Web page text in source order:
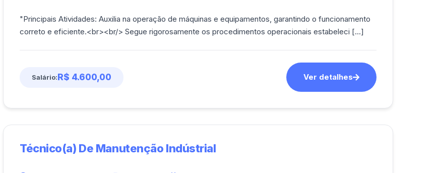
"Principais Atividades: Auxilia na operação de máquinas e equipamentos, garantindo o funcionamento
correto e eficiente.<br><br/> Segue rigorosamente os procedimentos operacionais estabeleci [...]
Salário:R$ 4.600,00 Ver detalhes
Técnico(a) De Manutenção Indústrial